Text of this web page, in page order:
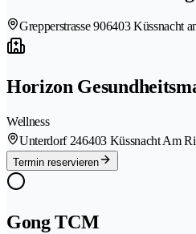
Grepperstrasse 906403 Küssnacht
Horizon
Wellness
Unterdorf 246403 Küssnacht Am
Termin reservieren
Gong TCM